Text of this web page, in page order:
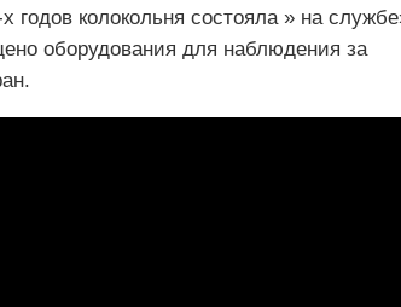
колокольня состояла » на
оборудования для наблюдения за